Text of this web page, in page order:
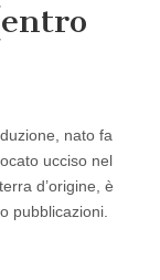
nato fa
ucciso nel
d’origine, è
pubblicazioni.